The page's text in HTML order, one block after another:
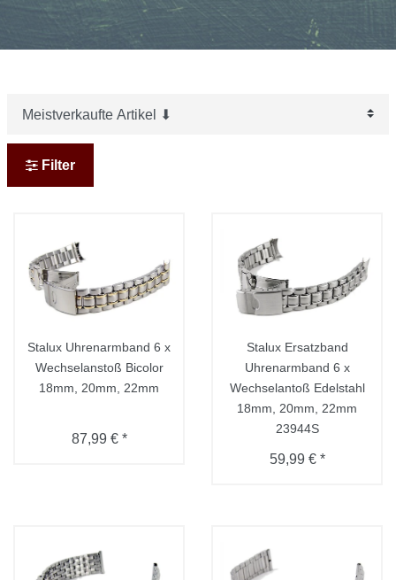
Filter
Stalux Uhrenarmband 6 x
Wechselanstoß Bicolor
18mm, 20mm, 22mm
87,99 € *
Stalux Ersatzband
Uhrenarmband 6 x
Wechselantoß Edelstahl
18mm, 20mm, 22mm
23944S
59,99 € *